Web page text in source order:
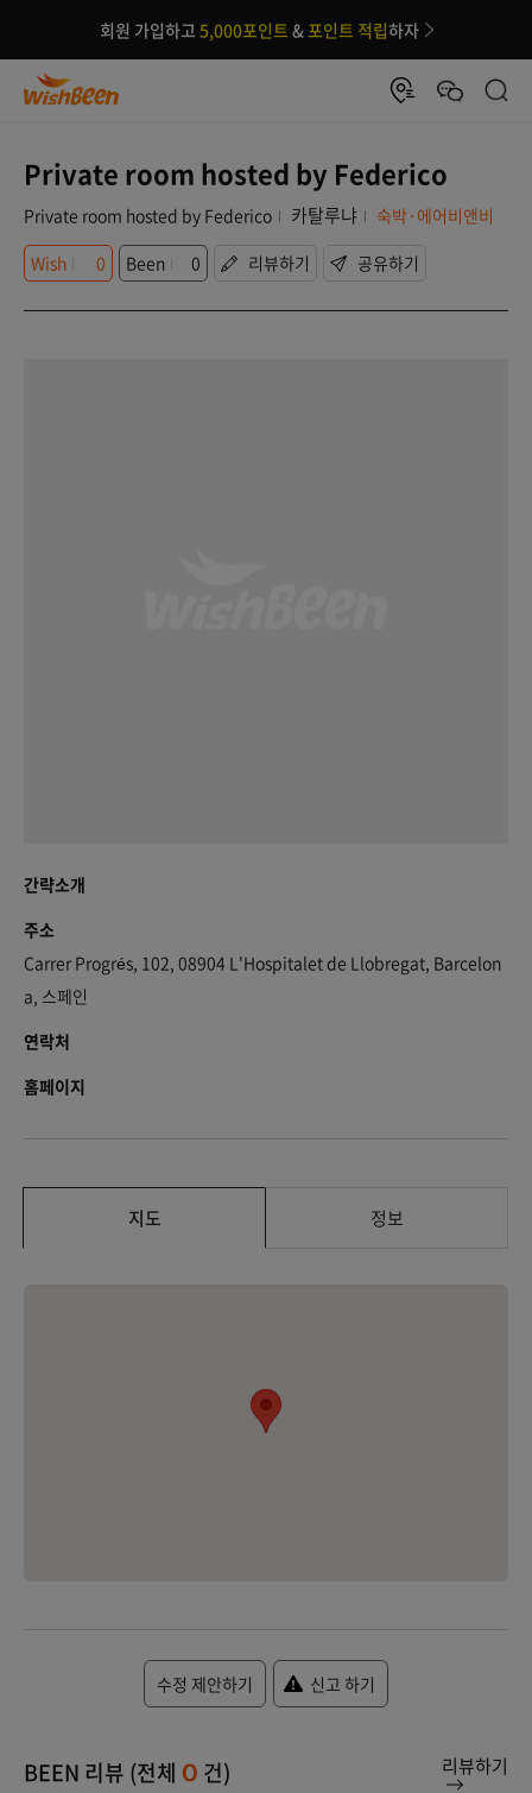
회원 가입하고 5,000포인트 &포인트 적립하자
Private room hosted by Federico
Private room hosted by Federico 카탈루냐
숙박·에어비앤비
Wish
0 Been 0 리뷰하기 공유하기
간략소개
주소
Carrer Progrés, 102, 08904 L'Hospitalet de Llobregat, Barcelon
a, 스페인
연락처
홈페이지
지도 정보
수정 제안하기 신고 하기
BEEN 리뷰 (전체 0 건) 리뷰하기